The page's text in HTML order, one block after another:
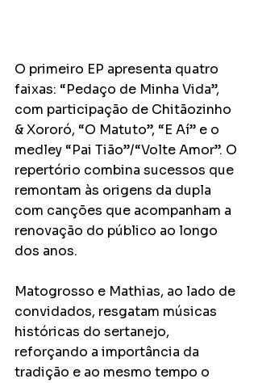
O primeiro EP apresenta quatro
faixas: “Pedaço de Minha Vida”,
com participação de Chitãozinho
& Xororó, “O Matuto”, “E Aí” e o
medley “Pai Tião”/“Volte Amor”. O
repertório combina sucessos que
remontam às origens da dupla
com canções que acompanham a
renovação do público ao longo
dos anos.
Matogrosso e Mathias, ao lado de
convidados, resgatam músicas
históricas do sertanejo,
reforçando a importância da
tradição e ao mesmo tempo o